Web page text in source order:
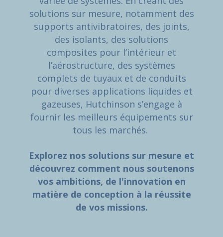
solutions sur mesure, notamment des
supports antivibratoires, des joints,
des isolants, des solutions
composites pour l’intérieur et
l’aérostructure, des systèmes
complets de tuyaux et de conduits
pour diverses applications liquides et
gazeuses, Hutchinson s’engage à
fournir les meilleurs équipements sur
tous les marchés.
Explorez nos solutions sur mesure et
découvrez comment nous soutenons
vos ambitions, de l'innovation en
matière de conception à la réussite
de vos missions.